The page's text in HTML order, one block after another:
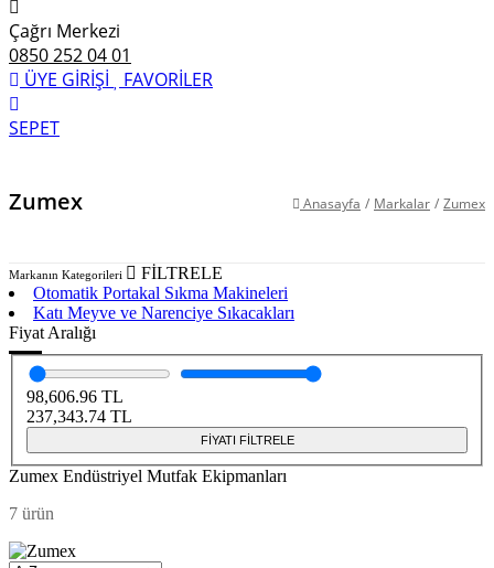
Çağrı Merkezi
0850 252 04 01
ÜYE GİRİŞİ
FAVORİLER
SEPET
Zumex Anasayfa / Markalar / Zumex
Markanın Kategorileri
FİLTRELE
Otomatik Portakal Sıkma Makineleri
Katı Meyve ve Narenciye Sıkacakları
Fiyat Aralığı
98,606.96 TL
237,343.74 TL
FİYATI FİLTRELE
Zumex Endüstriyel Mutfak Ekipmanları
7 ürün